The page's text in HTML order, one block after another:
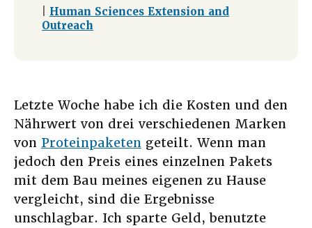
Human Sciences Extension and
Outreach
Letzte Woche habe ich die Kosten und den
Nährwert von drei verschiedenen Marken
von Proteinpaketen geteilt. Wenn man
jedoch den Preis eines einzelnen Pakets
mit dem Bau meines eigenen zu Hause
vergleicht, sind die Ergebnisse
unschlagbar. Ich sparte Geld, benutzte